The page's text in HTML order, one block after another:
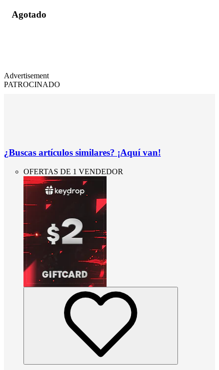
Agotado
Advertisement
PATROCINADO
¿Buscas artículos similares? ¡Aquí van!
OFERTAS DE 1 VENDEDOR